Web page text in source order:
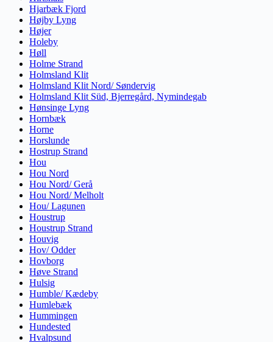
Hjarbæk Fjord
Højby Lyng
Højer
Holeby
Høll
Holme Strand
Holmsland Klit
Holmsland Klit Nord/ Søndervig
Holmsland Klit Süd, Bjerregård, Nymindegab
Hønsinge Lyng
Hornbæk
Horne
Horslunde
Hostrup Strand
Hou
Hou Nord
Hou Nord/ Gerå
Hou Nord/ Melholt
Hou/ Lagunen
Houstrup
Houstrup Strand
Houvig
Hov/ Odder
Hovborg
Høve Strand
Hulsig
Humble/ Kædeby
Humlebæk
Hummingen
Hundested
Hvalpsund